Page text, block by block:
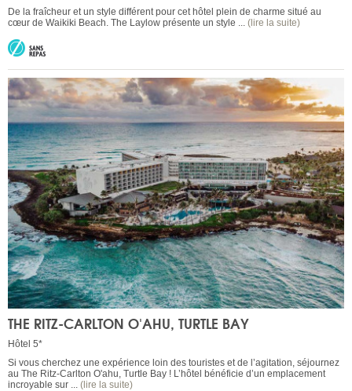
De la fraîcheur et un style différent pour cet hôtel plein de charme situé au
cœur de Waikiki Beach. The Laylow présente un style ... (lire la suite)
THE RITZ-CARLTON O'AHU, TURTLE BAY
Hôtel 5*
Si vous cherchez une expérience loin des touristes et de l’agitation, séjournez
au The Ritz-Carlton O'ahu, Turtle Bay ! L’hôtel bénéficie d’un emplacement
incroyable sur ... (lire la suite)